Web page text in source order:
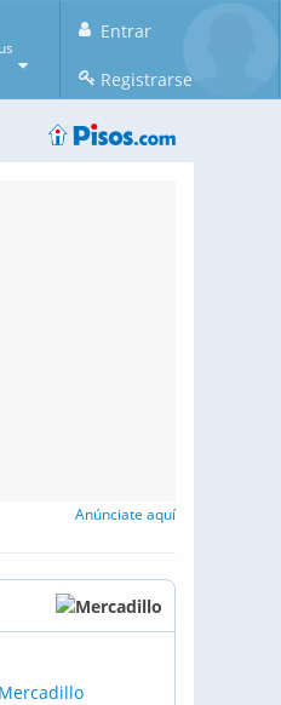
Entrar
Registrarse
Anúnciate aquí
Mercadillo